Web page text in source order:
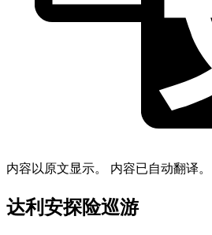
内容以原文显示。 内容已自动翻译。
达利安探险巡游